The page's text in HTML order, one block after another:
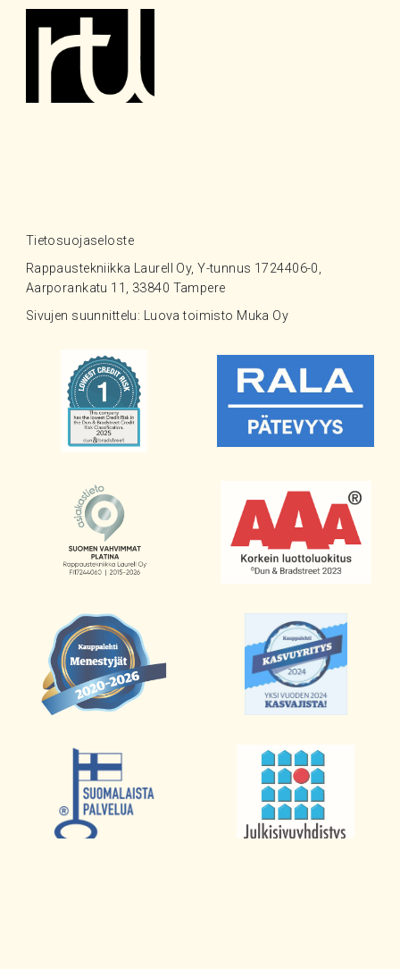
Tietosuojaseloste
Rappaustekniikka Laurell Oy, Y-tunnus 1724406-0,
Aarporankatu 11, 33840 Tampere
Sivujen suunnittelu: Luova toimisto Muka Oy